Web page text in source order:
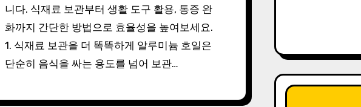
니다. 식재료 보관부터 생활 도구 활용, 통증 완
화까지 간단한 방법으로 효율성을 높여보세요.
1. 식재료 보관을 더 똑똑하게 알루미늄 호일은
단순히 음식을 싸는 용도를 넘어 보관…